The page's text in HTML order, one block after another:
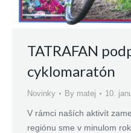
TATRAFAN
cyklomaratón
Novinky By matej 10.
V rámci naších aktivít
regiónu sme v minulom